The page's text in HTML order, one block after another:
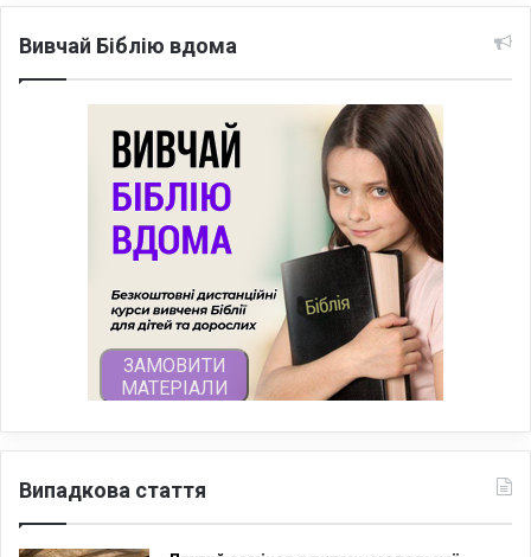
Вивчай Біблію вдома
Випадкова стаття